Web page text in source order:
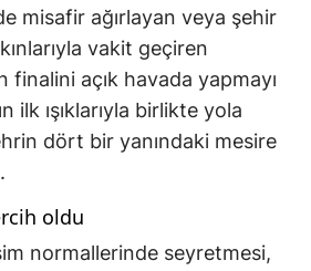
misafir ağırlayan veya şehir
vakit geçiren
açık havada yapmayı
ilk ışıklarıyla birlikte yola
dört bir yanındaki mesire
oldu
normallerinde seyretmesi,